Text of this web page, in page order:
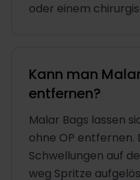
oder einem
Kann man
entfernen?
Malar Bags lassen
ohne OP entfernen.
Schwellungen auf
weg Spritze